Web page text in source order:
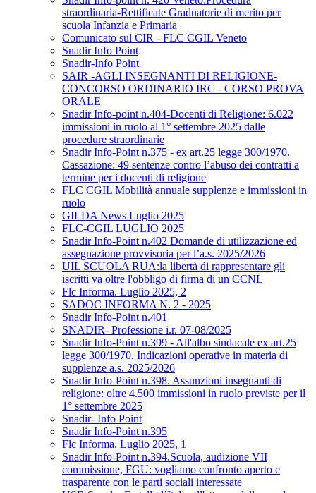
straordinaria-Rettificate Graduatorie di merito per
scuola Infanzia e Primaria
Comunicato sul CIR - FLC CGIL Veneto
Snadir Info Point
Snadir-Info Point
SAIR -AGLI INSEGNANTI DI RELIGIONE-
CONCORSO ORDINARIO IRC - CORSO PROVA
ORALE
Snadir Info-point n.404-Docenti di Religione: 6.022
immissioni in ruolo al 1° settembre 2025 dalle
procedure straordinarie
Snadir Info-Point n.375 - ex art.25 legge 300/1970.
Cassazione: 49 sentenze contro l’abuso dei contratti a
termine per i docenti di religione
FLC CGIL Mobilità annuale supplenze e immissioni in
ruolo
GILDA News Luglio 2025
FLC-CGIL LUGLIO 2025
Snadir Info-Point n.402 Domande di utilizzazione ed
assegnazione provvisoria per l’a.s. 2025/2026
UIL SCUOLA RUA:la libertà di rappresentare gli
iscritti va oltre l'obbligo di firma di un CCNL
Flc Informa. Luglio 2025, 2
SADOC INFORMA N. 2 - 2025
Snadir Info-Point n.401
SNADIR- Professione i.r. 07-08/2025
Snadir Info-Point n.399 - All'albo sindacale ex art.25
legge 300/1970. Indicazioni operative in materia di
supplenze a.s. 2025/2026
Snadir Info-Point n.398. Assunzioni insegnanti di
religione: oltre 4.500 immissioni in ruolo previste per il
1° settembre 2025
Snadir- Info Point
Snadir Info-Point n.395
Flc Informa. Luglio 2025, 1
Snadir Info-Point n.394.Scuola, audizione VII
commissione, FGU: vogliamo confronto aperto e
trasparente con le parti sociali interessate